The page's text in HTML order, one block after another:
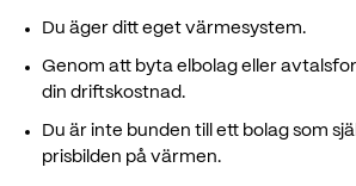
Du äger ditt eget värmesystem.
Genom att byta elbolag eller
din driftskostnad.
Du är inte bunden till ett bolag som
prisbilden på värmen.